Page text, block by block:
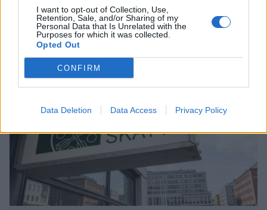
I want to opt-out of Collection, Use,
Retention, Sale, and/or Sharing of my
Personal Data that Is Unrelated with the
Purposes for which it was collected.
Opted Out
CONFIRM
Data Deletion Data Access Privacy Policy
miehen kädestä nakin – upea
kohtaus videolle